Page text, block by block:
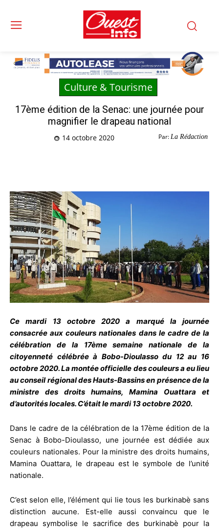
Culture & Tourisme
17ème édition de la Senac: une journée pour
magnifier le drapeau national
Par: La Rédaction
14 octobre 2020
Ce mardi 13 octobre 2020 a marqué la journée
consacrée aux couleurs nationales dans le cadre de la
célébration de la 17ème semaine nationale de la
citoyenneté célébrée à Bobo-Dioulasso du 12 au 16
octobre 2020. La montée officielle des couleurs a eu lieu
au conseil régional des Hauts-Bassins en présence de la
ministre des droits humains, Mamina Ouattara et
d’autorités locales. C’était le mardi 13 octobre 2020.
Dans le cadre de la célébration de la 17ème édition de la
Senac à Bobo-Dioulasso, une journée est dédiée aux
couleurs nationales. Pour la ministre des droits humains,
Mamina Ouattara, le drapeau est le symbole de l’unité
nationale.
C’est selon elle, l’élément qui lie tous les burkinabè sans
distinction aucune. Est-elle aussi convaincu que le
drapeau symbolise le sacrifice des burkinabè pour la